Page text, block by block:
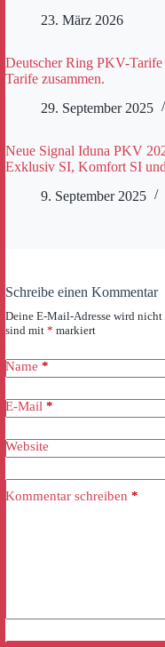
23. März 2026
Deutscher Ring PKV-
Tarife zusammen.
29. September 2025
Neue Signal Iduna PKV
Exklusiv SI, Komfort SI
9. September 2025
Schreibe einen Kommentar
Deine E-Mail-Adresse wird
sind mit * markiert
Name *
E-Mail *
Website
Kommentar schreiben *